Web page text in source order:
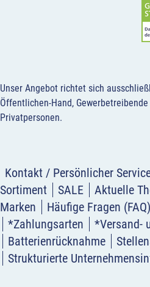
Unser Angebot richtet sich
Öffentlichen-Hand,
Privatpersonen.
Kontakt / Persönlicher
Sortiment
SALE Aktuelle
Marken
Häufige Fragen (FAQ)
*Zahlungsarten
*Versand-
Batterienrücknahme
Strukturierte